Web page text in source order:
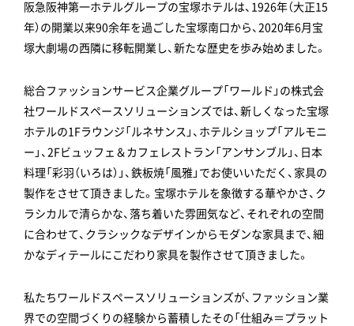
阪急阪神第一ホテルグループの宝塚ホテルは、1926年（大正15
年）の開業以来90余年を過ごした宝塚南口から、2020年6月宝
塚大劇場の西隣に移転開業し、新たな歴史を歩み始めました。
総合ファッションサービス企業グループ「ワールド」の株式会
社ワールドスペースソリューションズでは、新しくなった宝塚
ホテルの1Fラウンジ「ルネサンス」、ホテルショップ「アルモニ
ー」、2Fビュッフェ＆カフェレストラン「アンサンブル」、日本
料理「彩羽（いろは）」、鉄板焼「風雅」でお使いいただく、家具の
製作をさせて頂きました。宝塚ホテルを象徴する華やかさ、ク
ラシカルで清らかな、落ち着いた雰囲気など、それぞれの空間
に合わせて、クラシックなデザインからモダンな家具まで、細
かなディテールにこだわり家具を製作させて頂きました。
私たちワールドスペースソリューションズが、ファッション業
界での空間づくりの経験から蓄積したその「仕組み＝プラット